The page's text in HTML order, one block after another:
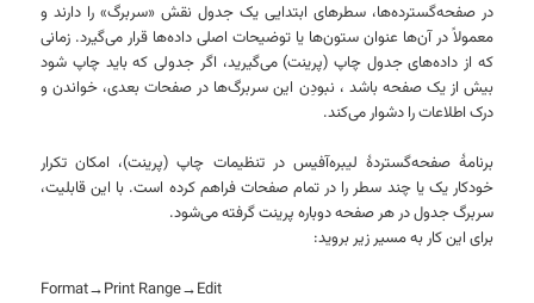
در صفحه‌گسترده‌ها، سطرهای ابتدایی یک جدول نقش «سربرگ» را دارند و
معمولاً در آن‌ها عنوان ستون‌ها یا توضیحات اصلی داده‌ها قرار می‌گیرد. زمانی
که از داده‌های جدول چاپ (پرینت) می‌گیرید، اگر جدولی که باید چاپ شود
بیش از یک صفحه باشد ، نبودِن این سربرگ‌ها در صفحات بعدی، خواندن و
درک اطلاعات را دشوار می‌کند.
برنامهٔ صفحه‌گستردهٔ لیبره‌آفیس در تنظیمات چاپ (پرینت)، امکان تکرار
خودکار یک یا چند سطر را در تمام صفحات فراهم کرده است. با این قابلیت،
سربرگ جدول در هر صفحه دوباره پرینت گرفته می‌شود.
برای این کار به مسیر زیر بروید:
Format→Print Range→Edit